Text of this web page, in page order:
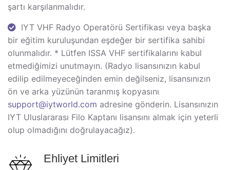
şartı karşılanmalıdır.
IYT VHF Radyo Operatörü Sertifikası veya başka
bir eğitim kuruluşundan eşdeğer bir sertifika sahibi
olunmalıdır. * Lütfen ISSA VHF sertifikalarını kabul
etmediğimizi unutmayın. (Radyo lisansınızın kabul
edilip edilmeyeceğinden emin değilseniz, lisansınızın
ön ve arka yüzünün taranmış kopyasını
support@iytworld.com adresine gönderin. Lisansınızın
IYT Uluslararası Filo Kaptanı lisansını almak için yeterli
olup olmadığını doğrulayacağız).
Ehliyet Limitleri